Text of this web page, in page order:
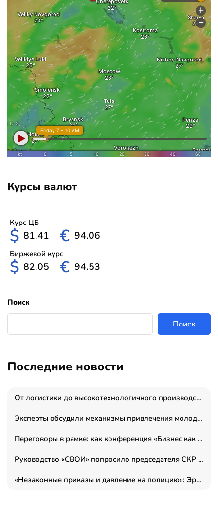
Курсы валют
Курс ЦБ
$ 81.41 € 94.06
Биржевой курс
$ 82.05 € 94.53
Поиск
Поиск
Последние новости
От логистики до высокотехнологичного производства: как основатель “гагаринга” выстраивает экосистему безопасности и гражданских БПЛА
Эксперты обсудили механизмы привлечения молодых специалистов в промышленные города
Переговоры в рамке: как конференция «Бизнес как искусство» переформатирует деловой этикет в стенах ТПП РФ
Руководство «СВОИ» попросило председателя СКР дать правовую оценку обысков в тыловом штабе
«Незаконные приказы и давление на полицию»: Эрнеста Султанова задержали у посольства Израиля во время одиночного пикета